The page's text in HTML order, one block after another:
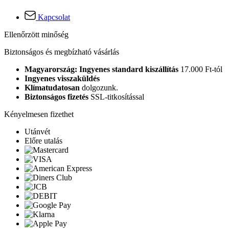
Kapcsolat
Ellenőrzött minőség
Biztonságos és megbízható vásárlás
Magyarország: Ingyenes standard kiszállítás 17.000 Ft-tól
Ingyenes visszaküldés
Klímatudatosan dolgozunk.
Biztonságos fizetés SSL-titkosítással
Kényelmesen fizethet
Utánvét
Előre utalás